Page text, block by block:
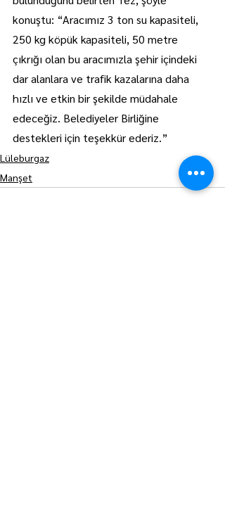
konuştu: “Aracımız 3 ton su kapasiteli,
250 kg köpük kapasiteli, 50 metre
çıkrığı olan bu aracımızla şehir içindeki
dar alanlara ve trafik kazalarına daha
hızlı ve etkin bir şekilde müdahale
edeceğiz. Belediyeler Birliğine
destekleri için teşekkür ederiz.”
Lüleburgaz
Manşet